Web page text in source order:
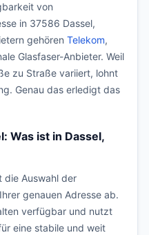
von
in 37586 Dassel,
gehören Telekom,
Glasfaser-Anbieter. Weil
zu Straße variiert, lohnt
Genau das erledigt das
Was ist in Dassel,
die Auswahl der
genauen Adresse ab.
verfügbar und nutzt
eine stabile und weit